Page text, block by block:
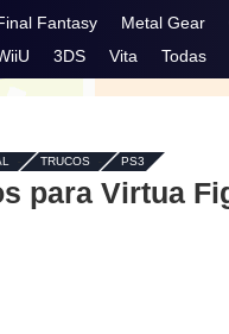
Fantasy Metal Gear
3DS Vita Todas
- TRUCOS- PS3
para Virtua